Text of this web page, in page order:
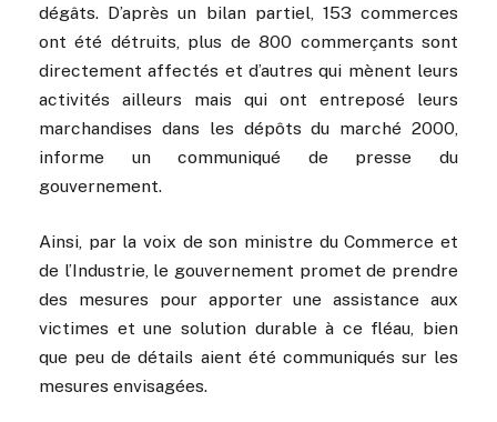
dégâts. D’après un bilan partiel, 153 commerces
ont été détruits, plus de 800 commerçants sont
directement affectés et d’autres qui mènent leurs
activités ailleurs mais qui ont entreposé leurs
marchandises dans les dépôts du marché 2000,
informe un communiqué de presse du
gouvernement.
Ainsi, par la voix de son ministre du Commerce et
de l’Industrie, le gouvernement promet de prendre
des mesures pour apporter une assistance aux
victimes et une solution durable à ce fléau, bien
que peu de détails aient été communiqués sur les
mesures envisagées.